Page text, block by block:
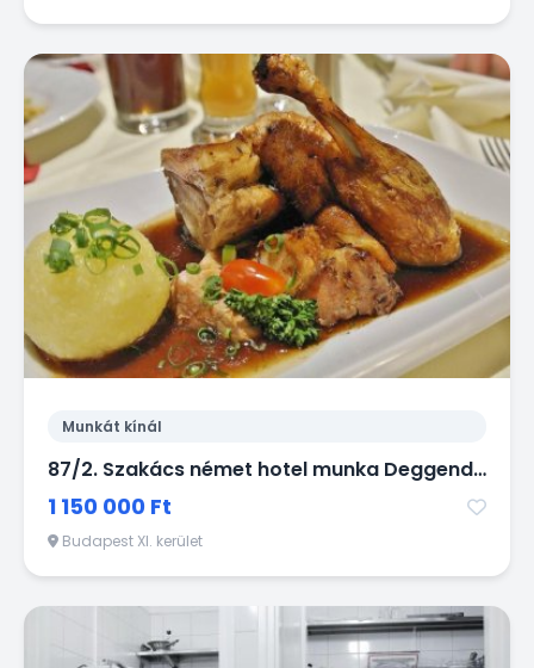
Munkát kínál
87/2. Szakács német hotel munka Deggendorf
1 150 000 Ft
Budapest XI. kerület